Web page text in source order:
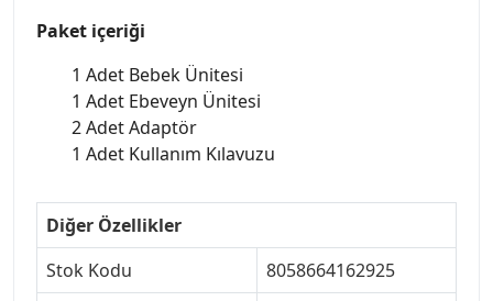
Paket içeriği
1 Adet Bebek Ünitesi
1 Adet Ebeveyn Ünitesi
2 Adet Adaptör
1 Adet Kullanım Kılavuzu
Diğer Özellikler
Stok Kodu
8058664162925